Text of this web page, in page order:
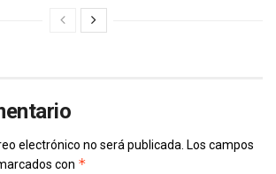
electrónico no será publicada. Los campos
con *